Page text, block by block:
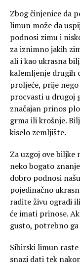
Zbog činjenice da
limun može da
podnosi zimu i
za iznimno jakih
ali i kao ukrasna
kalemljenje drugih
proljeće, prije
procvasti u drugoj
značajan prinos
grma ili krošnje.
kiselo zemljište.
Za uzgoj ove biljke
neko bogato
dobro podnosi
pojedinačno
radite živu ogradi
će imati prinose.
gusto, potrebno
Sibirski limun
snazi dati tek